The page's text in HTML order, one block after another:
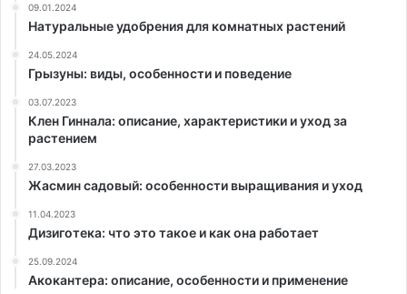
09.01.2024
Натуральные удобрения для комнатных растений
24.05.2024
Грызуны: виды, особенности и поведение
03.07.2023
Клен Гиннала: описание, характеристики и уход за
растением
27.03.2023
Жасмин садовый: особенности выращивания и уход
11.04.2023
Дизиготека: что это такое и как она работает
25.09.2024
Акокантера: описание, особенности и применение